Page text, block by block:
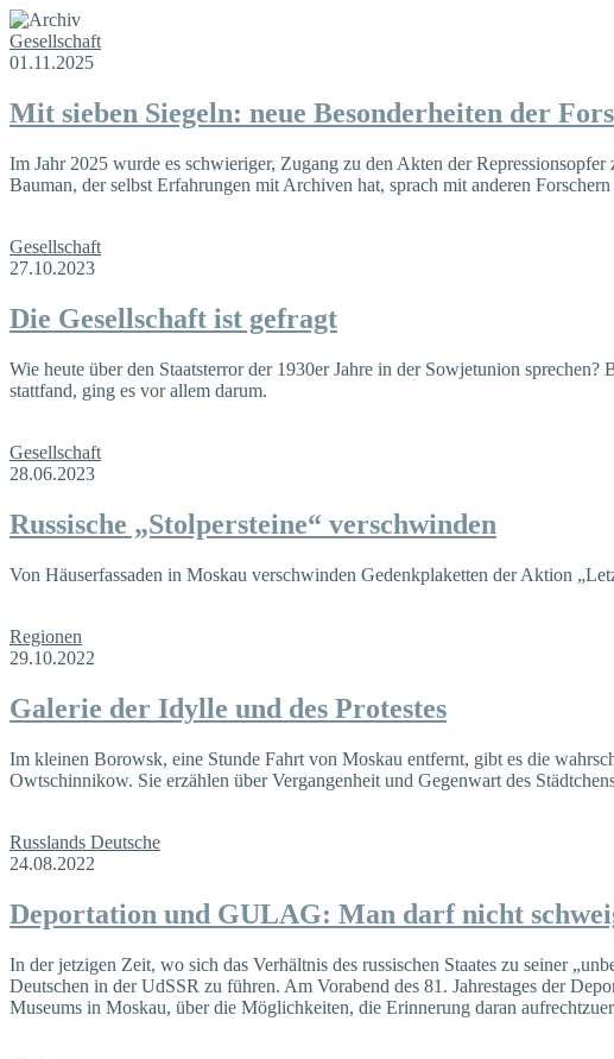
Gesellschaft
01.11.2025
Mit sieben Siegeln: neue Besonderheiten der
Im Jahr 2025 wurde es schwieriger, Zugang zu den Akten der
Bauman, der selbst Erfahrungen mit Archiven hat, sprach mit anderen Forschern
Gesellschaft
27.10.2023
Die Gesellschaft ist gefragt
Wie heute über den Staatsterror der 1930er Jahre in der Sowjet­union
stattfand, ging es vor allem darum.
Gesellschaft
28.06.2023
Russische „Stolpersteine“ verschwinden
Von Häuserfassaden in Moskau verschwinden Gedenkplaketten der Aktion
Regionen
29.10.2022
Galerie der Idylle und des Protestes
Im kleinen Borowsk, eine Stunde Fahrt von Moskau entfernt, gibt es die
Owtschinnikow. Sie erzählen über Vergangenheit und Gegenwart des
Russlands Deutsche
24.08.2022
Deportation und GULAG: Man darf nicht
In der jetzigen Zeit, wo sich das Verhältnis des russischen Staates zu seiner
Deutschen in der UdSSR zu führen. Am Vorabend des 81. Jahrestages der
Museums in Moskau, über die Möglichkeiten, die Erinnerung daran